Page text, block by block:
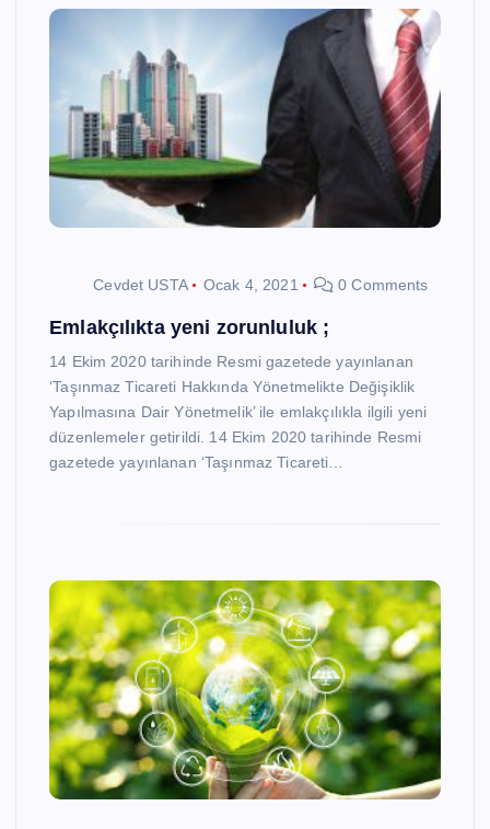
Cevdet USTA Ocak 4, 2021 0 Comments
Emlakçılıkta yeni zorunluluk ;
14 Ekim 2020 tarihinde Resmi gazetede yayınlanan
‘Taşınmaz Ticareti Hakkında Yönetmelikte Değişiklik
Yapılmasına Dair Yönetmelik’ ile emlakçılıkla ilgili yeni
düzenlemeler getirildi. 14 Ekim 2020 tarihinde Resmi
gazetede yayınlanan ‘Taşınmaz Ticareti…